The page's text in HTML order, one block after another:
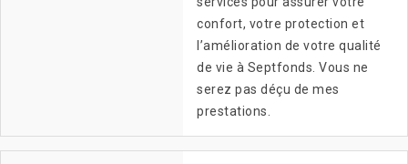
confort, votre protection et
l’amélioration de votre qualité
de vie à Septfonds. Vous ne
serez pas déçu de mes
prestations.